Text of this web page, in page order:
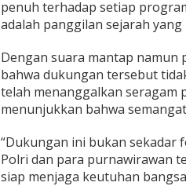
s
a
a
penuh terhadap setiap
adalah panggilan sejarah
Dengan suara mantap namun
bahwa dukungan tersebut
telah menanggalkan seragam
menunjukkan bahwa
“Dukungan ini bukan sekadar
Polri dan para purnawirawan
siap menjaga keutuhan